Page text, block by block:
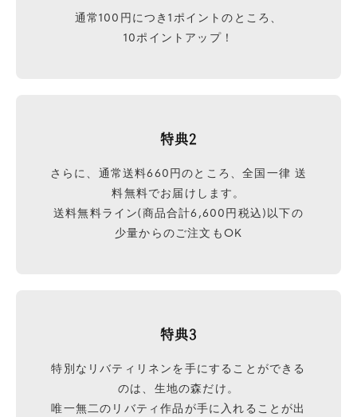
通常100円につき1ポイントのところ、
10ポイントアップ！
特典2
さらに、通常送料660円のところ、全国一律 送
料無料でお届けします。
送料無料ライン(商品合計6,600円税込)以下の
少量からのご注文もOK
特典3
特別なリバティリネンを手にすることができる
のは、生地の森だけ。
唯一無二のリバティ作品が手に入れることが出